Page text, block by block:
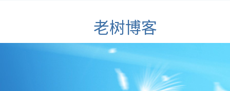
老树博客